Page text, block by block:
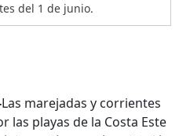
del 1 de junio.
Las marejadas y corrientes
las playas de la Costa Este